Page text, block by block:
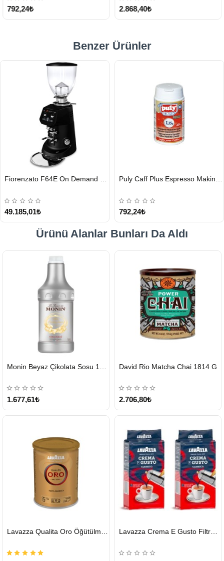
792,24₺ 2.868,40₺
Benzer Ürünler
GÖNDERİ
49.185,01₺
GÖNDERİ
792,24₺
Ürünü Alanlar Bunları Da Aldı
GÖNDERİ
1.677,61₺
GÖNDERİ
David Rio Matcha Chai 1814 G
2.706,80₺
GÖNDERİ
GÖNDERİ
Lavazza Crema E Gusto Filtre Kahve 250 G X 2